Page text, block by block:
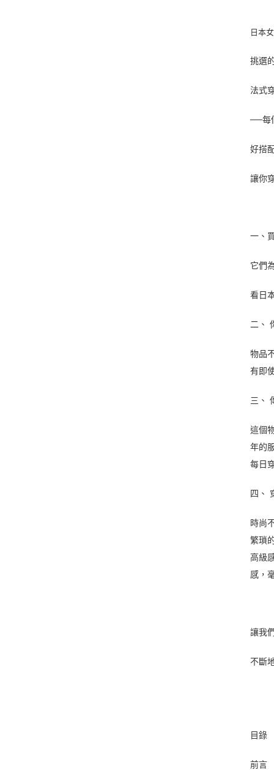
日本
挑選
法式
──每
好搭
讓你
一、
它們
看日
二、
物品
有即
三、
這個
年的
每日
四、
時尚
繁瑣
高級
感，
讓我
不斷
目錄
前言